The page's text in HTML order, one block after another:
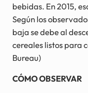
bebidas. En 2015,
Según los
baja se debe al
cereales listos para
Bureau)
CÓMO OBSERVAR